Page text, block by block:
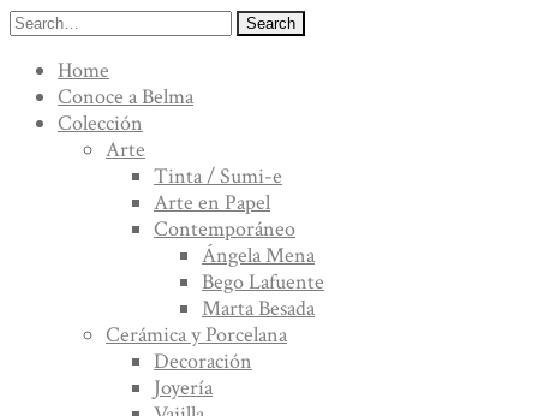
Search
Home
Conoce a Belma
Colección
Arte
Tinta / Sumi-e
Arte en Papel
Contemporáneo
Ángela Mena
Bego Lafuente
Marta Besada
Cerámica y Porcelana
Decoración
Joyería